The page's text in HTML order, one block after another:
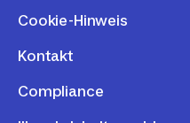
Cookie-Hinweis
Kontakt
Compliance